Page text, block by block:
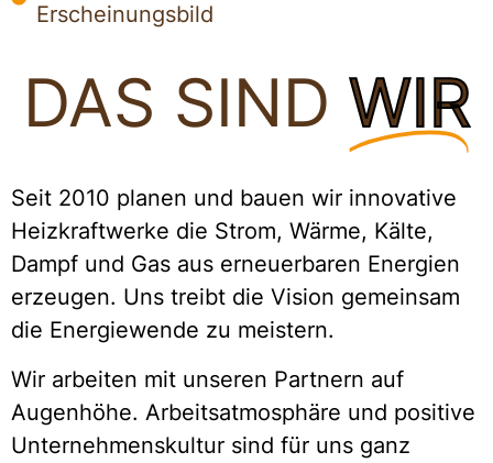
Erscheinungsbild
DAS SIND WIR
Seit 2010 planen und bauen wir innovative
Heizkraftwerke die Strom, Wärme, Kälte,
Dampf und Gas aus erneuerbaren Energien
erzeugen. Uns treibt die Vision gemeinsam
die Energiewende zu meistern.
Wir arbeiten mit unseren Partnern auf
Augenhöhe. Arbeitsatmosphäre und positive
Unternehmenskultur sind für uns ganz